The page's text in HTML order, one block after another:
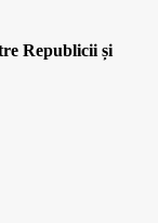
Republicii și